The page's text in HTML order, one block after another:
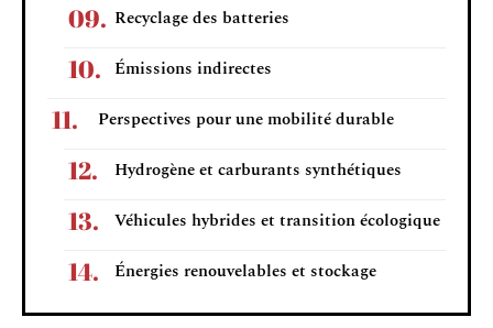
Recyclage des batteries
Émissions indirectes
Perspectives pour une mobilité durable
Hydrogène et carburants synthétiques
Véhicules hybrides et transition écologique
Énergies renouvelables et stockage